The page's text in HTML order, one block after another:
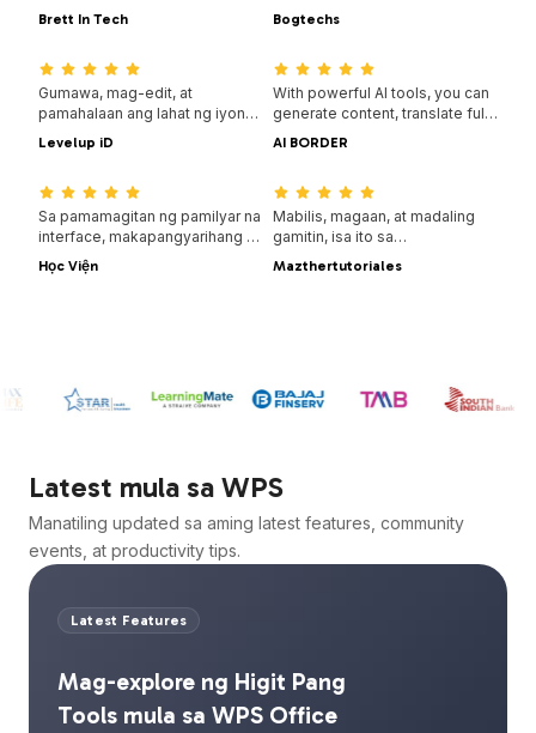
kumpletong hanay ng mga tool
mobile.
Brett In Tech
gamitin, at makapangyarihan sa
Bogtechs
Gumawa, mag-edit, at
pamahalaan ang lahat ng iyong
may mga template, PDF tools,
platform.
Levelup iD
With powerful AI tools, you can
generate content, translate full
summarize long files, and even
insights.
AI BORDER
09:16:00
Sa pamamagitan ng pamilyar na
interface, makapangyarihang AI
features para sa pagsusulat at
pagsasalin, at maayos na
Học Viện
Mabilis, magaan, at madaling
gamitin, isa ito sa
para sa paggawa at pag-edit ng
Mazthertutoriales
Latest mula sa WPS
Manatiling updated sa aming latest features, community
events, at productivity tips.
Latest Features
Mag-explore ng Higit Pang
Tools mula sa WPS Office